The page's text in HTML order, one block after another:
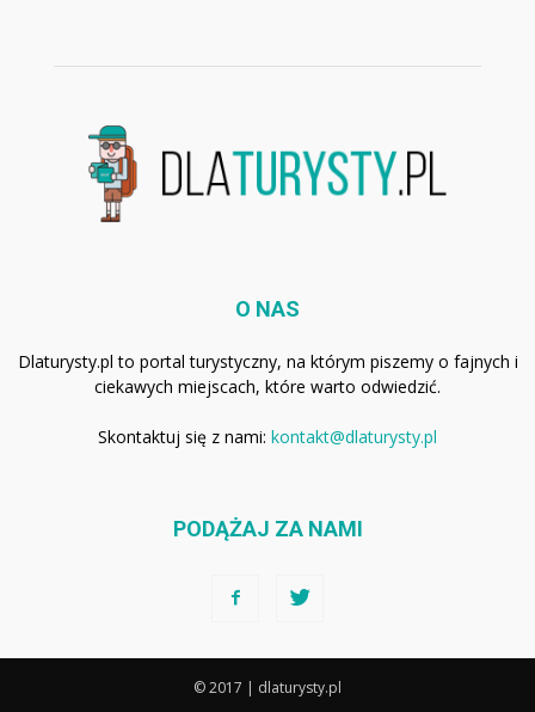
O NAS
Dlaturysty.pl to portal turystyczny, na którym piszemy o fajnych i
ciekawych miejscach, które warto odwiedzić.
Skontaktuj się z nami: kontakt@dlaturysty.pl
PODĄŻAJ ZA NAMI
© 2017 | dlaturysty.pl